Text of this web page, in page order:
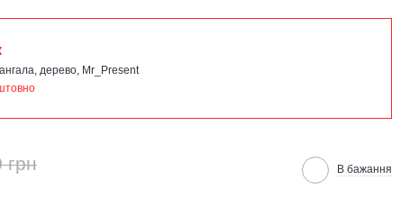
дерево, Mr_Present
грн В бажання